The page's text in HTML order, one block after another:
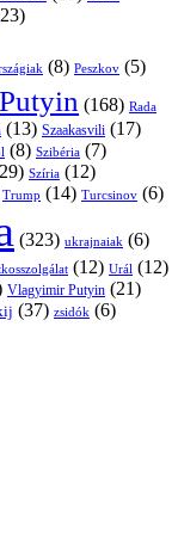
(8) Peszkov (5)
Putyin (168) Rada
(13) Szaakasvili (17)
(8) Szibéria (7)
Szíria (12)
Trump (14) Turcsinov (6)
(323) ukrajnaiak (6)
(12) Urál (12)
Vlagyimir Putyin (21)
(37) zsidók (6)